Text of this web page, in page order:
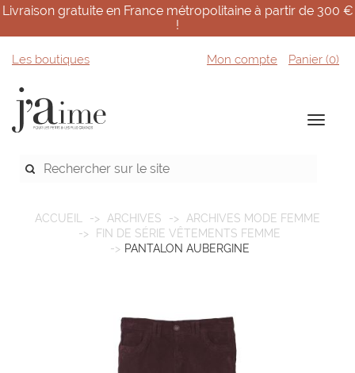
Livraison gratuite en France métropolitaine à partir de 300 €
!
Les boutiques Mon compte Panier (0)
ACCUEIL ARCHIVES
ARCHIVES MODE FEMME
FIN DE SÉRIE VÊTEMENTS FEMME
PANTALON AUBERGINE